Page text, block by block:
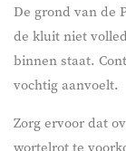
De grond van de
de kluit niet
binnen staat.
vochtig aanvoelt.
Zorg ervoor dat
wortelrot te